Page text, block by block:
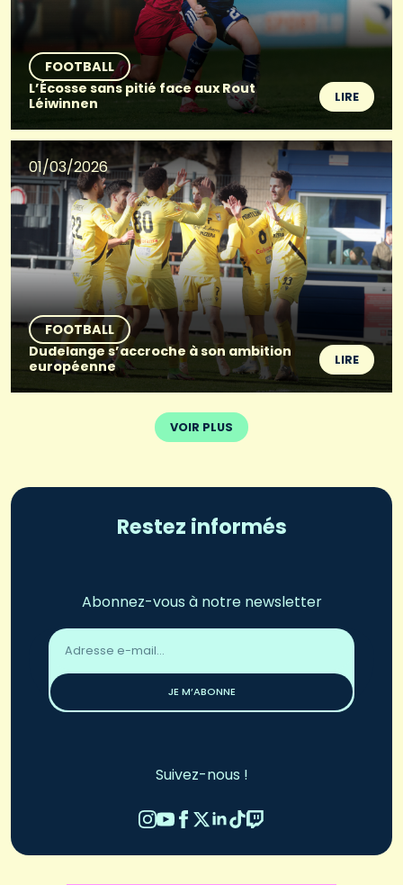
FOOTBALL
L’Écosse sans pitié face aux Rout
Léiwinnen
LIRE
01/03/2026
FOOTBALL
Dudelange s’accroche à son ambition
européenne
LIRE
VOIR PLUS
Restez informés
Abonnez-vous à notre newsletter
Adresse
email
JE M’ABONNE
Suivez-nous !